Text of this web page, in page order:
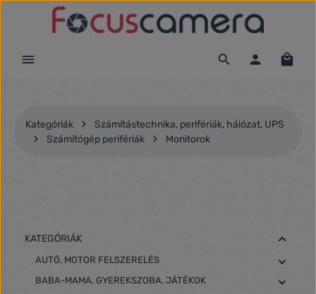
Ugrás a fő tartalomra
Kategóriák
Számítástechnika, perifériák, hálózat, UPS
Számítógép perifériák
Monitorok
KATEGÓRIÁK
AUTÓ, MOTOR FELSZERELÉS
BABA-MAMA, GYEREKSZOBA, JÁTÉKOK